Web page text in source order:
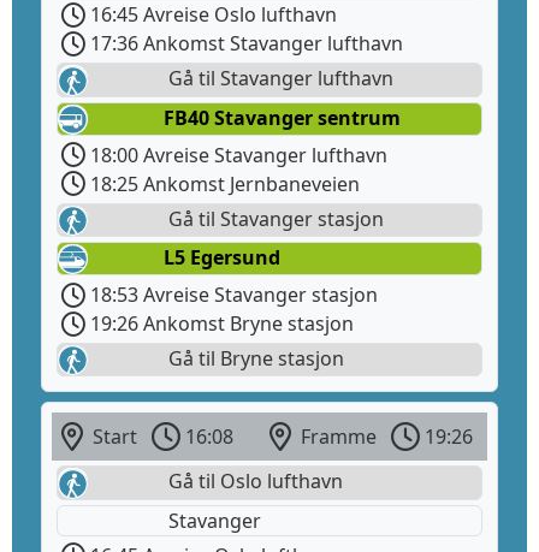
16:45 Avreise Oslo lufthavn
17:36 Ankomst Stavanger lufthavn
Gå til Stavanger lufthavn
FB40 Stavanger sentrum
18:00 Avreise Stavanger lufthavn
18:25 Ankomst Jernbaneveien
Gå til Stavanger stasjon
L5 Egersund
18:53 Avreise Stavanger stasjon
19:26 Ankomst Bryne stasjon
Gå til Bryne stasjon
Start 16:08 Framme
19:26
Gå til Oslo lufthavn
Stavanger